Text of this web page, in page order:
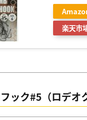
楽天市
ック#5（ロデオ